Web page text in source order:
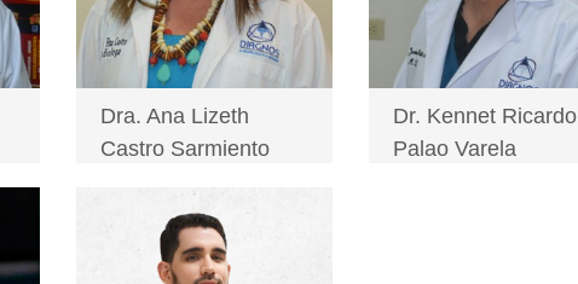
Dra. Ana Lizeth
Castro Sarmiento
Dr. Kennet Ricardo
Palao Varela